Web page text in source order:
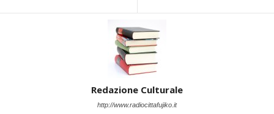
Redazione Culturale
http://www.radiocittafujiko.it